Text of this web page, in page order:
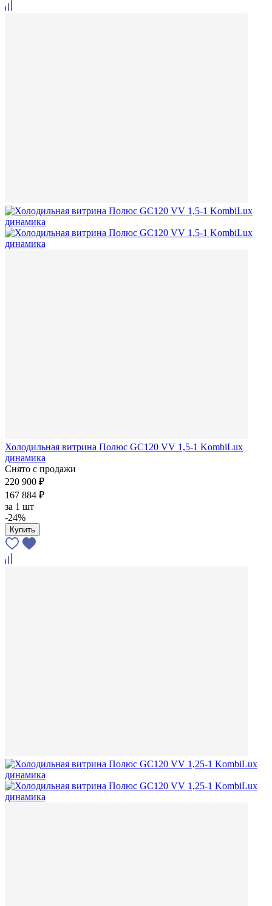
Холодильная витрина Полюс GC120 VV 1,5-1 KombiLux
динамика
Снято с продажи
220 900 ₽
167 884 ₽
за 1 шт
-24%
Купить